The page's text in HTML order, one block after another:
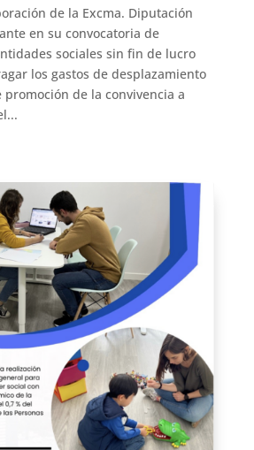
de la Excma. Diputación
en su convocatoria de
sociales sin fin de lucro
los gastos de desplazamiento
de la convivencia a